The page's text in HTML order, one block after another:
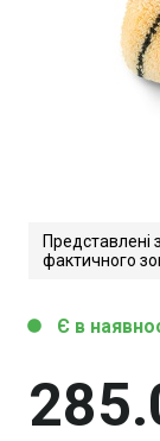
Представлені
фактичного
285
circle Є в